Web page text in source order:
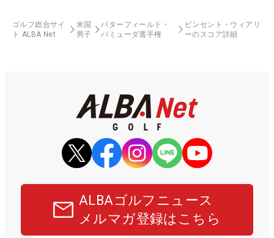
ゴルフ総合サイ
ト ALBA Net
米国
男子
バターフィールド・
バミューダ選手権
ビンセント・ウィアリ
ーのスコア詳細
ALBAゴルフニュース
メルマガ登録はこちら